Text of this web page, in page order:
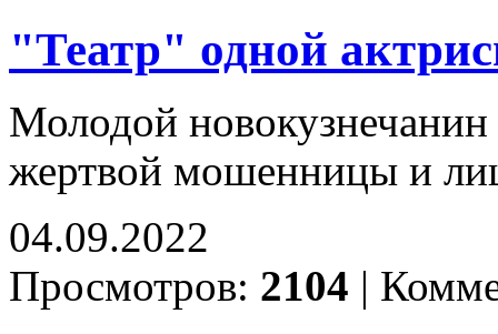
"Театр" одной
Молодой новокузнечанин
жертвой мошенницы и
04.09.2022
Просмотров: 2104 |